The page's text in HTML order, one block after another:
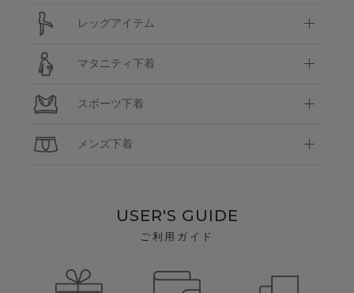
レッグアイテム
マタニティ下着
スポーツ下着
メンズ下着
USER'S GUIDE
ご利用ガイド